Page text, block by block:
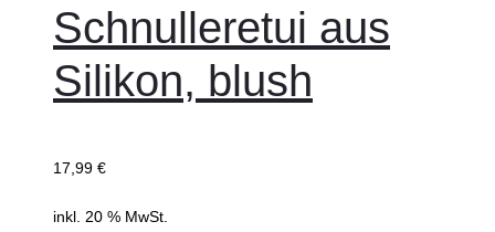
Schnulleretui aus
Silikon, blush
17,99 €
inkl. 20 % MwSt.